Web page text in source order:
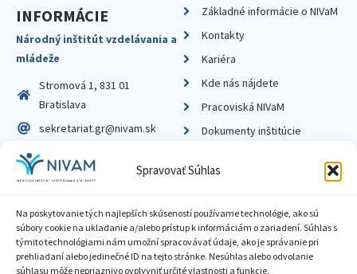
Spravovať Súhlas
Na poskytovanie tých najlepších skúseností používame technológie, ako sú
súbory cookie na ukladanie a/alebo prístup k informáciám o zariadení. Súhlas s
týmito technológiami nám umožní spracovávať údaje, ako je správanie pri
prehliadaní alebo jedinečné ID na tejto stránke. Nesúhlas alebo odvolanie
súhlasu môže nepriaznivo ovplyvniť určité vlastnosti a funkcie.
INFORMÁCIE
Národný inštitút vzdelávania a
mládeže
Stromová 1, 831 01
Bratislava
sekretariat.gr@nivam.sk
IČO: 00164348
DIČ: 2020798714
Základné informácie o NIVaM
Kontakty
Kariéra
Kde nás nájdete
Pracoviská NIVaM
Dokumenty inštitúcie
Zásady ochrany súkromia